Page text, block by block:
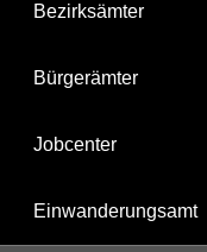
Bezirksämter
Bürgerämter
Jobcenter
Einwanderungsamt